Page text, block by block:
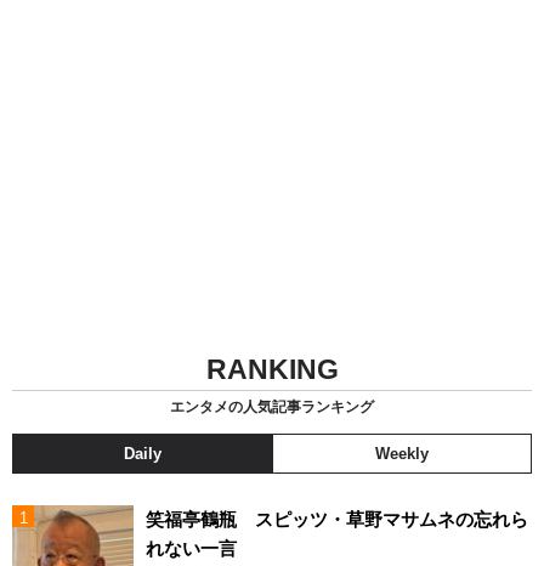
RANKING
エンタメの人気記事ランキング
Daily Weekly
笑福亭鶴瓶 スピッツ・草野マサムネの忘れら
れない一言